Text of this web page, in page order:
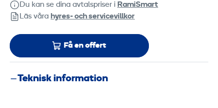
Du kan se dina avtalspriser i RamiSmart
Läs våra hyres‑ och servicevillkor
Få en offert
Teknisk information